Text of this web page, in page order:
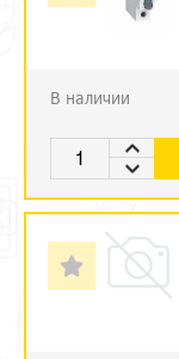
В наличии